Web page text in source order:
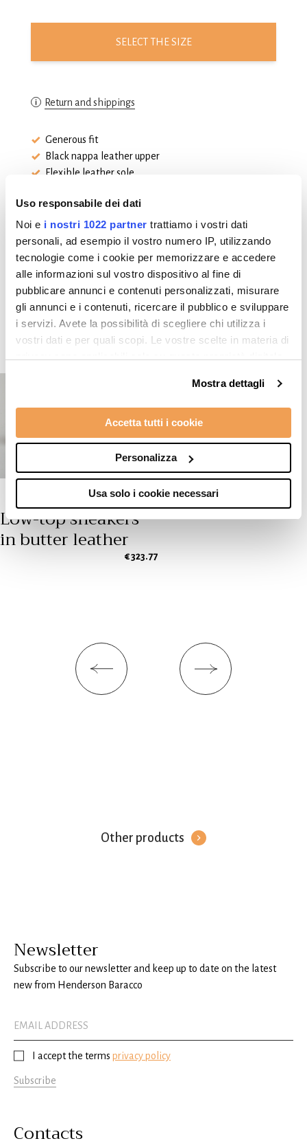
Uso responsabile dei dati
Noi e i nostri 1022 partner trattiamo i vostri dati
personali, ad esempio il vostro numero IP, utilizzando
tecnologie come i cookie per memorizzare e accedere
alle informazioni sul vostro dispositivo al fine di
pubblicare annunci e contenuti personalizzati, misurare
gli annunci e i contenuti, ricercare il pubblico e sviluppare
i servizi. Avete la possibilità di scegliere chi utilizza i
vostri dati e per quali scopi. Le vostre scelte in materia di
modificare o revocare il proprio consenso in qualsiasi
momento dalla Dichiarazione sui cookie o facendo clic
sull'icona di attivazione della privacy.
Con il tuo consenso, vorremmo anche:
raccogliere informazioni sulla tua posizione
geografica, con un'approssimazione di qualche
metro,
Identificare il tuo dispositivo, scansionandolo
attivamente alla ricerca di caratteristiche specifiche
Utilizziamo i cookie per personalizzare contenuti ed
annunci, per fornire funzionalità dei social media e per
analizzare il nostro traffico. Condividiamo inoltre
Mostra dettagli
Accetta tutti i cookie
Personalizza
Usa solo i cookie necessari
SELECT THE SIZE
Return and shippings
Generous fit
Black nappa leather upper
Flexible leather sole
Top products
Low-top sneakers
in butter leather
€ 323.77
Other products
Newsletter
Subscribe to our newsletter and keep up to date on the latest
new from Henderson Baracco
I accept the terms privacy policy
Subscribe
Contacts